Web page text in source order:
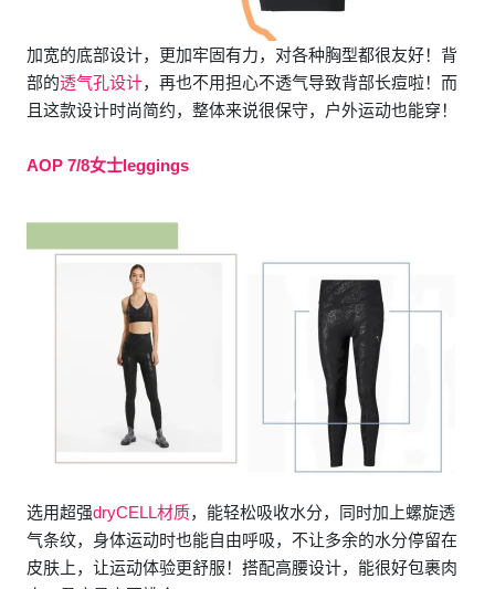
加宽的底部设计，更加牢固有力，对各种胸型都很友好！背
部的透气孔设计，再也不用担心不透气导致背部长痘啦！而
且这款设计时尚简约，整体来说很保守，户外运动也能穿！
AOP 7/8女士leggings
选用超强dryCELL材质，能轻松吸收水分，同时加上螺旋透
气条纹，身体运动时也能自由呼吸，不让多余的水分停留在
皮肤上，让运动体验更舒服！搭配高腰设计，能很好包裹肉